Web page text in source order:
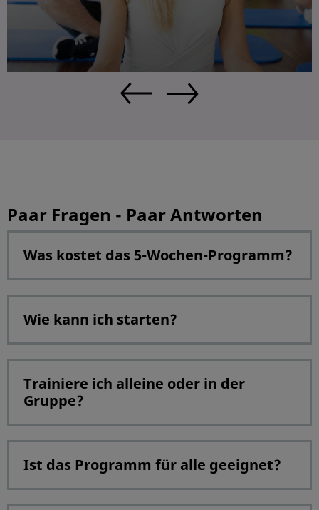
Paar Fragen - Paar Antworten
Was kostet das 5-Wochen-Programm?
Wie kann ich starten?
Trainiere ich alleine oder in der
Gruppe?
Ist das Programm für alle geeignet?